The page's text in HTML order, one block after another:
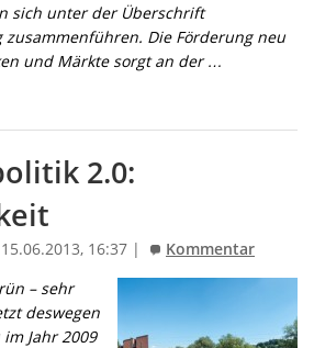
sich unter der Überschrift
zusammenführen. Die Förderung neu
und Märkte sorgt an der …
2.0:
16:37 | Kommentar
– sehr
deswegen
Jahr 2009